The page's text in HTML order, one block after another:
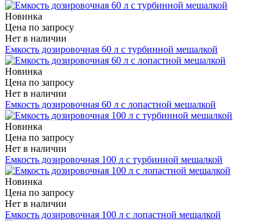
Новинка
Цена по запросу
Нет в наличии
Емкость дозировочная 60 л с турбинной мешалкой
Новинка
Цена по запросу
Нет в наличии
Емкость дозировочная 60 л с лопастной мешалкой
Новинка
Цена по запросу
Нет в наличии
Емкость дозировочная 100 л с турбинной мешалкой
Новинка
Цена по запросу
Нет в наличии
Емкость дозировочная 100 л с лопастной мешалкой